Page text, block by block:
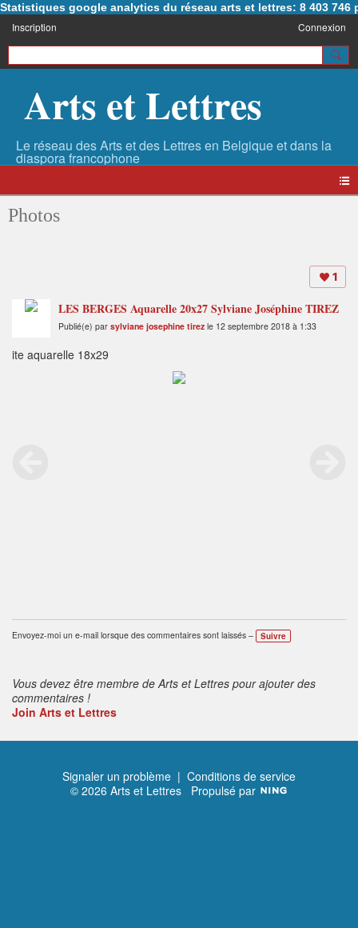
Statistiques google analytics du réseau arts et lettres: 8 403 746
Inscription Connexion
Arts et Lettres
Photos
1
LES BERGES Aquarelle 20x27 Sylviane Joséphine TIREZ
Publié(e) par sylviane josephine tirez le 12 septembre 2018 à 1:33
ite aquarelle 18x29
Envoyez-moi un e-mail lorsque des commentaires sont laissés – Suivre
Vous devez être membre de Arts et Lettres pour ajouter des
commentaires !
Join Arts et Lettres
Signaler un problème | Conditions de service
© 2026 Arts et Lettres Propulsé par